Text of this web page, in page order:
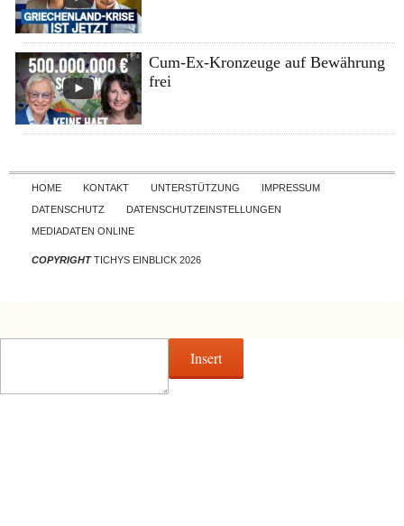
Cum-Ex-Kronzeuge auf Bewährung
frei
Skip to content
HOME KONTAKT UNTERSTÜTZUNG
IMPRESSUM
DATENSCHUTZ
DATENSCHUTZEINSTELLUNGEN
MEDIADATEN ONLINE
COPYRIGHTTICHYS EINBLICK 2026
Insert